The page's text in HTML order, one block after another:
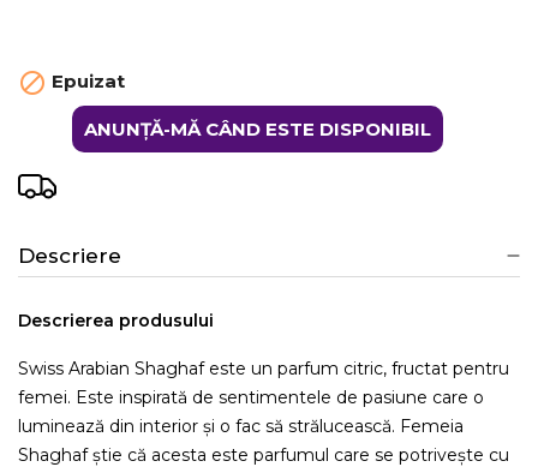
 Epuizat
ANUNȚĂ-MĂ CÂND ESTE DISPONIBIL
Descriere
Descrierea produsului
Swiss Arabian Shaghaf este un parfum citric, fructat pentru
femei. Este inspirată de sentimentele de pasiune care o
luminează din interior și o fac să strălucească. Femeia
Shaghaf știe că acesta este parfumul care se potrivește cu